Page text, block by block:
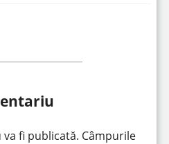
fi publicată. Câmpurile